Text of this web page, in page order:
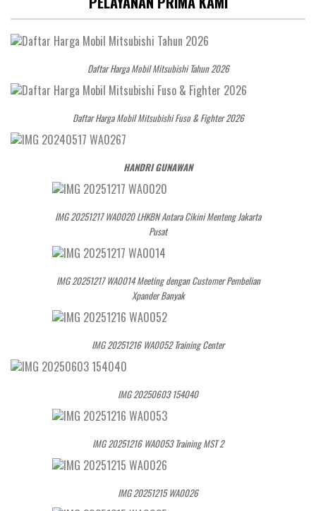
Daftar Harga Mobil Mitsubishi Tahun 2026
Daftar Harga Mobil Mitsubishi Fuso & Fighter 2026
HANDRI GUNAWAN
IMG 20251217 WA0020 LHKBN Antara Cikini Menteng Jakarta
Pusat
IMG 20251217 WA0014 Meeting dengan Customer Pembelian
Xpander Banyak
IMG 20251216 WA0052 Training Center
IMG 20250603 154040
IMG 20251216 WA0053 Training MST 2
IMG 20251215 WA0026